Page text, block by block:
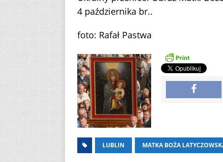
4 października br..
foto: Rafał Pastwa
LUBLIN MATKA BOŻA